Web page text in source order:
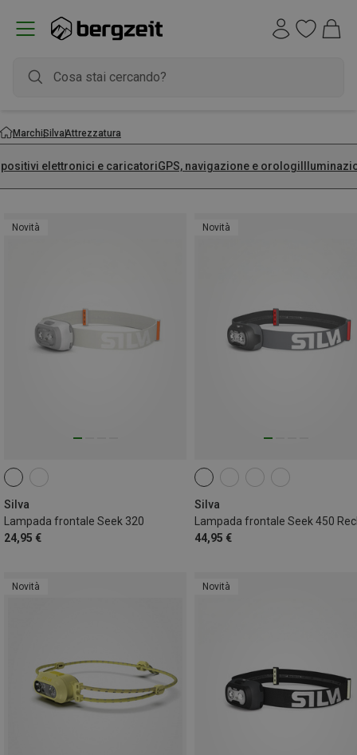
MarchiSilvaAttrezzatura
elettronici e caricatoriGPS, navigazione e orologi
Novità
Silva
Lampada frontale Seek 320
24,95 €
Novità
Silva
44,95 €
Novità Novità